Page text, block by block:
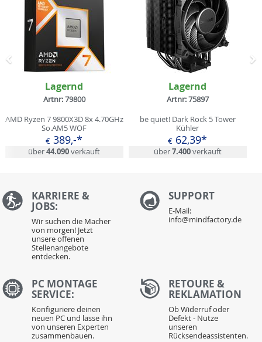
Lagernd
Artnr: 79800
AMD Ryzen 7 9800X3D 8x 4.70GHz
So.AM5 WOF
€ 389,-*
über44.090verkauft
Lagernd
Artnr: 75897
be quiet! Dark Rock 5 Tower
Kühler
€ 62,39*
über7.400verkauft
Zurück
KARRIERE &
JOBS:
Wir suchen die Macher
von morgen! Jetzt
unsere offenen
Stellenangebote
entdecken.
SUPPORT
E-Mail:
info@mindfactory.de
PC MONTAGE
SERVICE:
Konfiguriere deinen
neuen PC und lasse ihn
von unseren Experten
zusammenbauen.
RETOURE &
REKLAMATION
Ob Widerruf oder
Defekt - Nutze
unseren
Rücksendeassistenten.